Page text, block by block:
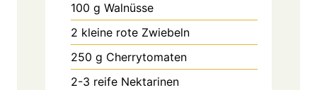
100 g Walnüsse
2 kleine rote Zwiebeln
250 g Cherrytomaten
2-3 reife Nektarinen